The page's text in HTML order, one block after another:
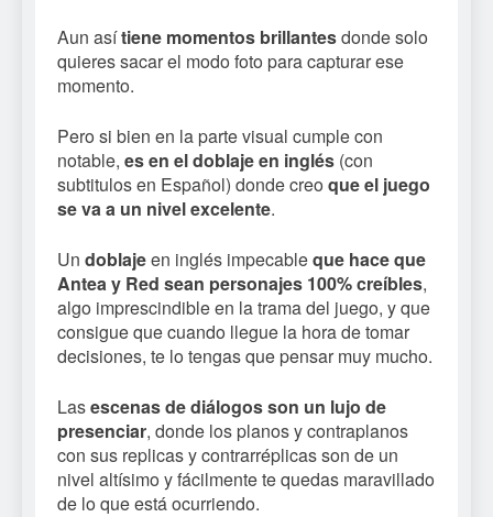
Aun asítiene momentos brillantesdonde solo
quieres sacar el modo foto para capturar ese
momento.
Pero si bien en la parte visual cumple con
notable, es en el doblaje en inglés (con
subtitulos en Español) donde creo que el juego
se va a un nivel excelente.
Un doblajeen inglés impecableque hace que
Antea y Red sean personajes 100% creíbles,
algo imprescindible en la trama del juego, y que
consigue que cuando llegue la hora de tomar
decisiones, te lo tengas que pensar muy mucho.
Lasescenas de diálogos son un lujo de
presenciar, donde los planos y contraplanos
con sus replicas y contrarréplicas son de un
nivel altísimo y fácilmente te quedas maravillado
de lo que está ocurriendo.